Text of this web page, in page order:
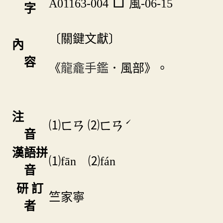
字 A01163-004 風-06-15
內
容
〔關鍵文獻〕
《龍龕手鑑 ．風部》。
注
音
⑴ㄈㄢ ⑵ㄈㄢ ˊ
漢語拼
音
⑴fān ⑵fán
研 訂
者
竺家寧